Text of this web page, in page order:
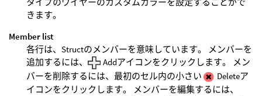
きます。
Member list
各行は、Structのメンバーを意味しています。 メンバーを
追加するには、
Addアイコンをクリックします。 メン
バーを削除するには、最初のセル内の小さい
Deleteア
イコンをクリックします。 メンバーを編集するには、